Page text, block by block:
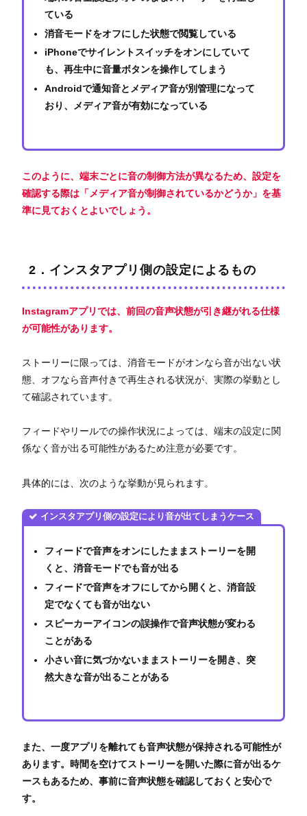
ている
消音モードをオフにした状態で閲覧している
iPhoneでサイレントスイッチをオンにしていて
も、再生中に音量ボタンを操作してしまう
Androidで通知音とメディア音が別管理になって
おり、メディア音が有効になっている
このように、端末ごとに音の制御方法が異なるため、設定を
確認する際は「メディア音が制御されているかどうか」を基
準に見ておくとよいでしょう。
2．インスタアプリ側の設定によるもの
Instagramアプリでは、前回の音声状態が引き継がれる仕様
が可能性があります。
ストーリーに限っては、消音モードがオンなら音が出ない状
態、オフなら音声付きで再生される状況が、実際の挙動とし
て確認されています。
フィードやリールでの操作状況によっては、端末の設定に関
係なく音が出る可能性があるため注意が必要です。
具体的には、次のような挙動が見られます。
インスタアプリ 側の設定により音が出てしまうケース
フィードで音声をオンにしたままストーリーを開
くと、消音モードでも音が出る
フィードで音声をオフにしてから開くと、消音設
定でなくても音が出ない
スピーカーアイコンの誤操作で音声状態が変わる
ことがある
小さい音に気づかないままストーリーを開き、突
然大きな音が出ることがある
また、一度アプリを離れても音声状態が保持される可能性が
あります。時間を空けてストーリーを開いた際に音が出るケ
ースもあるため、事前に音声状態を確認しておくと安心で
す。